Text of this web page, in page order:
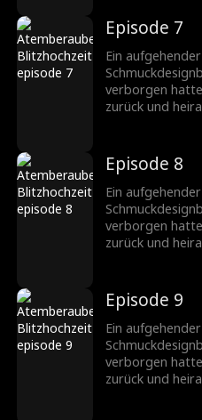
verschiedene
wächst ihre
werden ein
Episode 7
Ein
verborgen
zurück und
verschiedene
wächst ihre
werden ein
Episode 8
Ein
verborgen
zurück und
verschiedene
wächst ihre
werden ein
Episode 9
Ein
verborgen
zurück und